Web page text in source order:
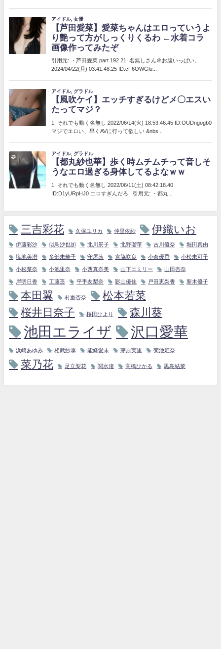
三吉彩花 久保ユリカ 仲里依紗 伊織いお
伊藤彩沙 似鳥沙也加 北川景子 北野瑠華 古川優奈 堀田真由
塩地美澄 多部未華子 守屋茜 宮脇咲良 小倉優香 小松未可子
小松菜奈 小池里奈 小西真奈美 山下エミリー 山田杏奈
岸明日香 工藤遥 平手友梨奈 影山優佳 戸田恵梨香 新木優子
本田翼 村重杏奈
松本若菜
桜井日奈子
桜田ひより 森川葵
池田エライザ 沢口愛華
浜崎あゆみ 相武紗季 能條愛未 茅原実里 菊池姫奈
菜乃花 足立梨花 関水渚 高橋ひかる 黒島結菜